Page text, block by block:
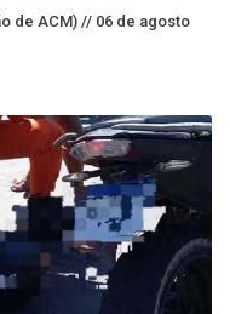
de ACM) // 06 de agosto